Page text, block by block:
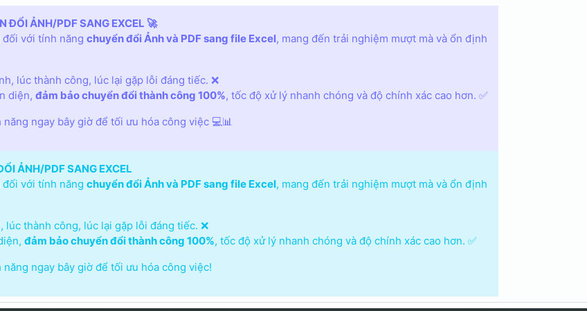
ĐỔI ẢNH/PDF SANG EXCEL 🚀
với tính năng chuyển đổi Ảnh và PDF sang file Excel, mang đến trải nghiệm mượt mà và ổn định
lúc thành công, lúc lại gặp lỗi đáng tiếc. ❌
diện, đảm bảo chuyển đổi thành công 100%, tốc độ xử lý nhanh chóng và độ chính xác cao hơn. ✅
ngay bây giờ để tối ưu hóa công việc 💻📊
ẢNH/PDF SANG EXCEL
với tính năng chuyển đổi Ảnh và PDF sang file Excel, mang đến trải nghiệm mượt mà và ổn định
thành công, lúc lại gặp lỗi đáng tiếc. ❌
đảm bảo chuyển đổi thành công 100%, tốc độ xử lý nhanh chóng và độ chính xác cao hơn. ✅
ngay bây giờ để tối ưu hóa công việc!